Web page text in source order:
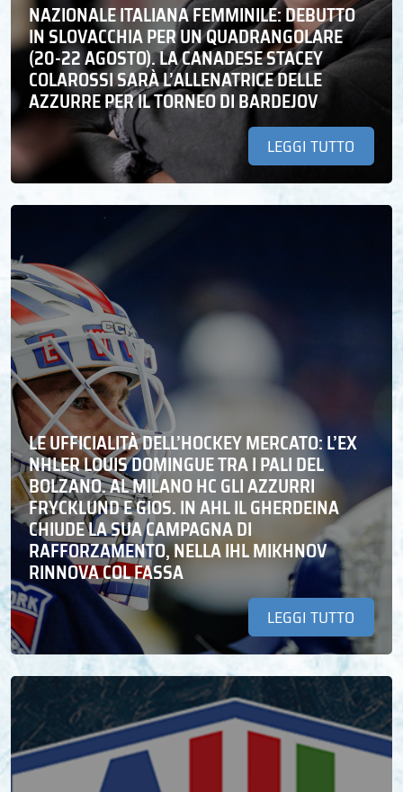
NAZIONALE ITALIANA FEMMINILE: DEBUTTO
IN SLOVACCHIA PER UN QUADRANGOLARE
(20-22 AGOSTO). LA CANADESE STACEY
COLAROSSI SARÀ L’ALLENATRICE DELLE
AZZURRE PER IL TORNEO DI BARDEJOV
LEGGI TUTTO
LE UFFICIALITÀ DELL’HOCKEY MERCATO: L’EX
NHLER LOUIS DOMINGUE TRA I PALI DEL
BOLZANO. AL MILANO HC GLI AZZURRI
FRYCKLUND E GIOS. IN AHL IL GHERDEINA
CHIUDE LA SUA CAMPAGNA DI
RAFFORZAMENTO, NELLA IHL MIKHNOV
RINNOVA COL FASSA
LEGGI TUTTO